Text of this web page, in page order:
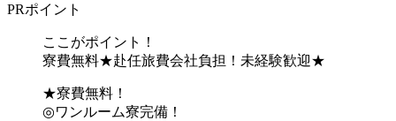
PRポイント
ここがポイント！
寮費無料★赴任旅費会社負担！未経験歓迎★
★寮費無料！
◎ワンルーム寮完備！